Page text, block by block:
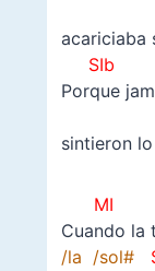
acariciaba
Porque
sintieron
Cuando la
/la /sol#